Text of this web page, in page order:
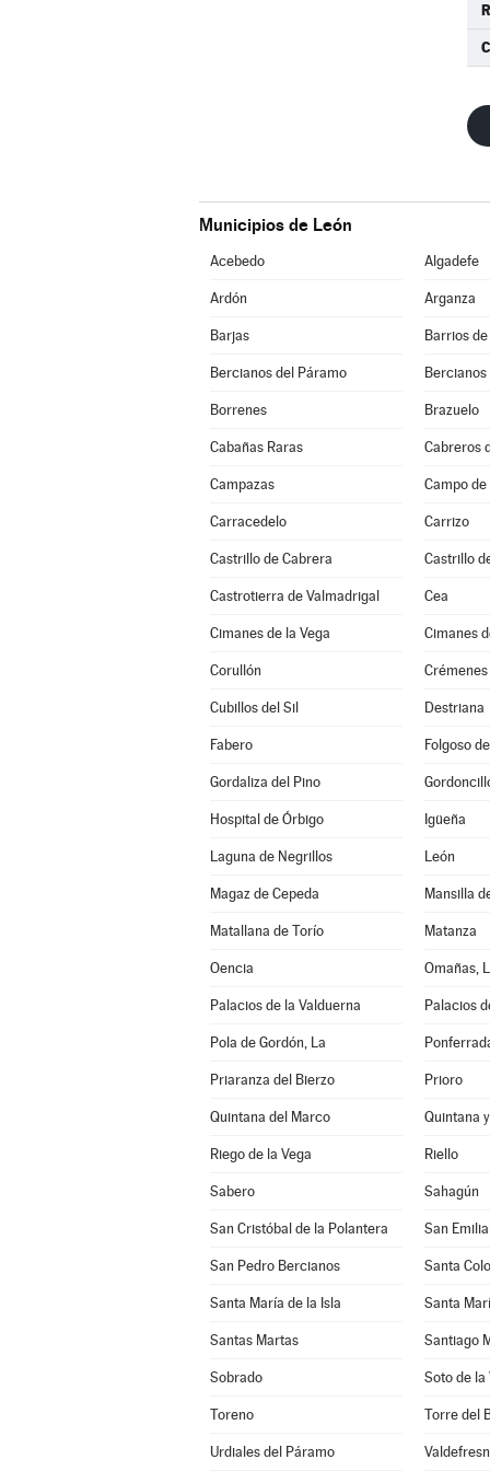
Municipios de León
Acebedo Algadefe
Ardón Arganza
Barjas Barrios
Bercianos del Páramo Bercianos
Borrenes Brazuelo
Cabañas Raras Cabreros
Campazas Campo de
Carracedelo Carrizo
Castrillo de Cabrera Castrillo
Castrotierra de Valmadrigal Cea
Cimanes de la Vega Cimanes
Corullón Crémenes
Cubillos del Sil Destriana
Fabero Folgoso
Gordaliza del Pino
Hospital de Órbigo Igüeña
Laguna de Negrillos León
Magaz de Cepeda Mansilla
Matallana de Torío Matanza
Oencia Omañas,
Palacios de la Valduerna Palacios
Pola de Gordón, La
Priaranza del Bierzo Prioro
Quintana del Marco Quintana
Riego de la Vega Riello
Sabero Sahagún
San Cristóbal de la Polantera San
San Pedro Bercianos Santa
Santa María de la Isla Santa
Santas Martas Santiago
Sobrado Soto de la
Toreno Torre del
Urdiales del Páramo